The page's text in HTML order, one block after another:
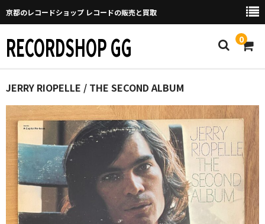
京都のレコードショップ レコードの販売と買取
RECORDSHOP GG 0
Home
マイページ
GGについて
買取について
取り置きなどについて
Categories
JERRY RIOPELLE / THE SECOND ALBUM